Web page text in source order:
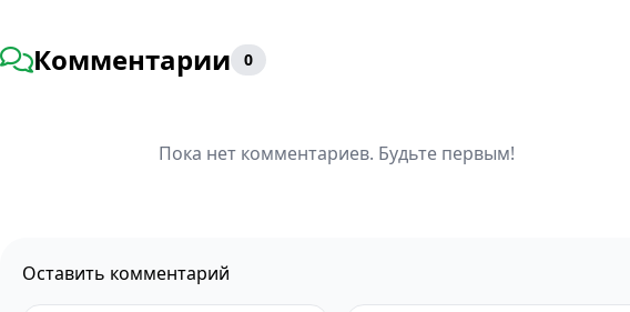
Комментарии 0
Пока нет комментариев. Будьте первым!
Оставить комментарий